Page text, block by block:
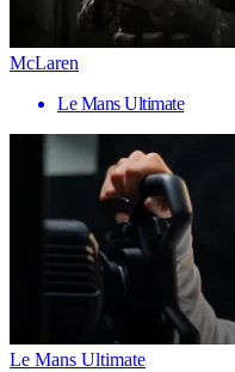
McLaren
Le Mans Ultimate
Le Mans Ultimate